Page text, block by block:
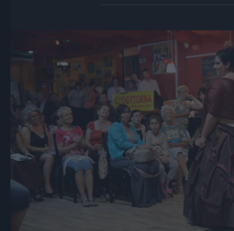
Jön még kép!